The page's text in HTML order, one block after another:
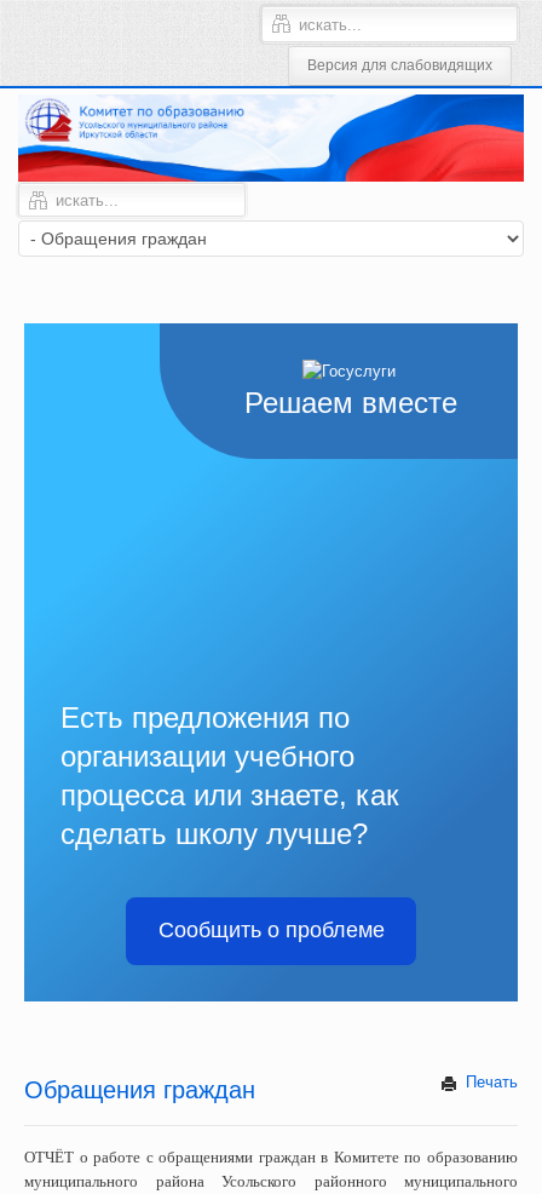
Решаем вместе
Есть предложения по
организации учебного
процесса или знаете, как
сделать школу лучше?
Сообщить о проблеме
Печать
Обращения граждан
ОТЧЁТ o работе с обращениями граждан в Комитете по образованию
муниципального района Усольского районного муниципального